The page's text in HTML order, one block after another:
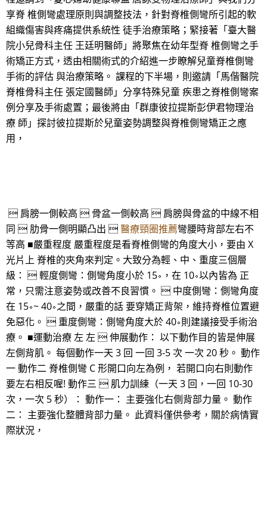
享脊 椎側彎處理原則與調整技法，針對脊椎側彎所引起的軟
組織傷害與疼痛提供系統性 徒手治療策略；緊接著「臺大醫
院小兒骨科主任 王廷明醫師」將聚焦在幼年型脊 椎側彎之手
術矯正方式，透由相關術式的介紹進一步瞭解兒童脊椎側彎
手術的評估 與治療策略。 課程的下半場，則邀請「馬偕醫院
脊椎骨科主任 張定國醫師」分享特殊兒童 疾患之脊椎側彎案
例分享及手術處置；最後將由「群康彼拉提斯彭伊君物理治
療 師」探討彼拉提斯於兒童姿勢調整與脊椎側彎矯正之應
用，
 肩膀一側較高  骨盆一側較高  肩膀與骨盆的中線不相
同  肋骨一側明顯凸出 醫療頸圈推薦彎腰時背部左右不
等高 ■嚴重程度 嚴重程度是看脊椎側彎的角度大小，要由 X
光片上 脊椎的夾角來判定。大致分為輕、中、重度三個層
級：  輕度側彎：側彎角度小於 15∘，在 10∘以內皆為 正
常，只需注意姿勢或改善不良習慣。  中度側彎：側彎角度
在 15∘~ 40∘之間，嚴重的話 要穿矯正背架，維持脊椎位置避
免惡化。  重度側彎：側彎角度大於 40∘則建議接受手術治
療。 ■運動治療 左 左  伸展動作： 以下動作目的皆是伸展
左側背肌。 每個動作一天 3 回 一回 3-5 次 一次 20 秒。 動作
一 動作二 脊椎側彎 C 形開口向左為例， 若開口向右則動作
要左右相反喔! 動作三  肌力訓練（一天 3 回，一回 10-30
次，一次 5 秒）： 動作一： 主要強化右側背部力量。 動作
二： 主要強化整體背部力量。 此資料僅供參考，關於病情實
際狀況，